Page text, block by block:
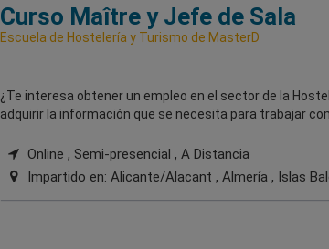
Curso Maître y Jefe de Sala
Escuela de Hostelería y Turismo de MasterD
¿Te interesa obtener un empleo en el sector de la
adquirir la información que se necesita para trabajar
Online , Semi-presencial , A Distancia
Impartido en: Alicante/Alacant , Almería , Islas